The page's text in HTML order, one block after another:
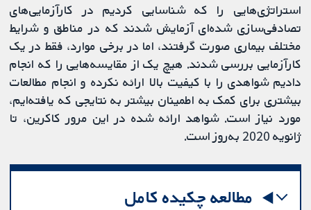
استراتژی‌هایی را که شناسایی کردیم در کارآزمایی‌های
تصادفی‌سازی شده‌ای آزمایش شدند که در مناطق و شرایط
مختلف بیماری صورت گرفتند، اما در برخی موارد، فقط در یک
کارآزمایی بررسی شدند. هیچ یک از مقایسه‌هایی را که انجام
دادیم شواهدی را با کیفیت بالا ارائه نکرده و انجام مطالعات
بیشتری برای کمک به اطمینان بیشتر به نتایجی که یافته‌ایم،
مورد نیاز است. شواهد ارائه شده در این مرور کاکرین، تا
ژانویه 2020 به‌روز است.
مطالعه چکیده کامل